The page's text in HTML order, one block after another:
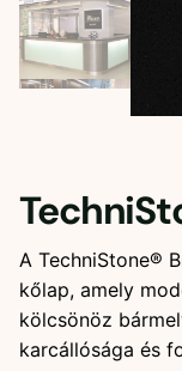
A TechniStone®
kőlap, amely
kölcsönöz
karcállósága és